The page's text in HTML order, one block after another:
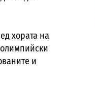
хората на
и